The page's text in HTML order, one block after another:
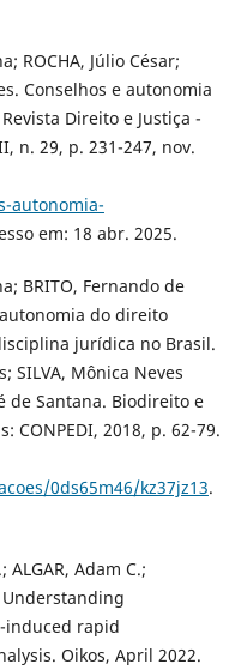
ROCHA, Júlio César;
Conselhos e autonomia
Direito e Justiça -
n. 29, p. 231-247, nov.
autonomia-
em: 18 abr. 2025.
BRITO, Fernando de
do direito
jurídica no Brasil.
SILVA, Mônica Neves
de Santana. Biodireito e
CONPEDI, 2018, p. 62-79.
0ds65m46/kz37jz13.
ALGAR, Adam C.;
Understanding
induced rapid
Oikos, April 2022.